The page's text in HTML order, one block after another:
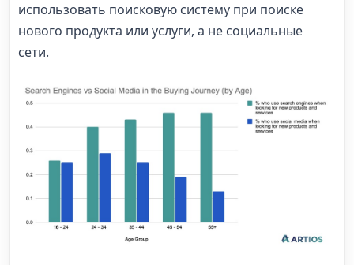
использовать поисковую систему при поиске
нового продукта или услуги, а не социальные
сети.